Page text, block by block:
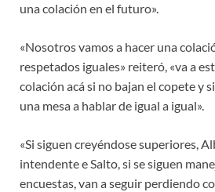
una colación en el futuro».
«Nosotros vamos a hacer una
respetados iguales» reiteró, «va a
colación acá si no bajan el copete y
una mesa a hablar de igual a igual».
«Si siguen creyéndose superiores,
intendente e Salto, si se siguen
encuestas, van a seguir perdiendo